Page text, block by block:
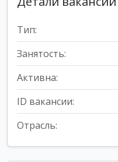
Тип:
Занятость:
Активна:
ID вакансии:
Отрасль: